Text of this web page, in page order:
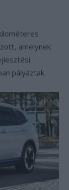
amelynek
pályáztak.